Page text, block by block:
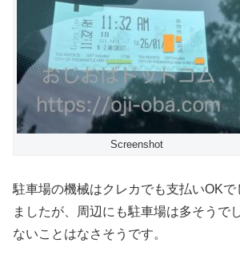
Screenshot
駐車場の機械はクレカでも支払いOK
ましたが、周辺にも駐車場は多そうで
ないことはなさそうです。